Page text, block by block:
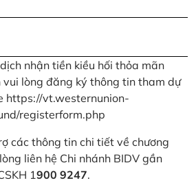
nhận tiền kiều hối thỏa mãn
vui lòng đăng ký thông tin tham dự
https://vt.westernunion-
registerform.php
các thông tin chi tiết về chương
liên hệ Chi nhánh BIDV gần
1900 9247.